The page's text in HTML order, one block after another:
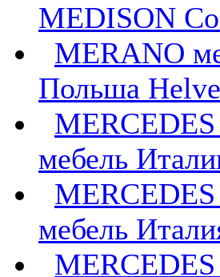
MEDISON
MERANO
Польша
мебель
мебель